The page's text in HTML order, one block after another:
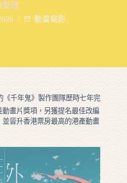
整理
動畫電影
《千年鬼》製作團隊歷時七年完
畫片獎項，另獲提名最佳改編
晉升香港票房最高的港產動畫